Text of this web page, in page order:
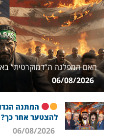
האם המפלגה ה”דמוקרטית”
06/08/2026
המתנה
להצטער אחר כך?